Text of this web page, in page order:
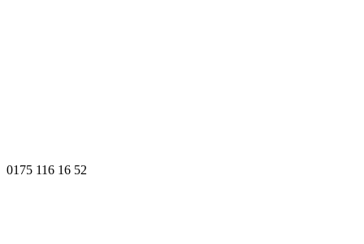
0175 116 16 52